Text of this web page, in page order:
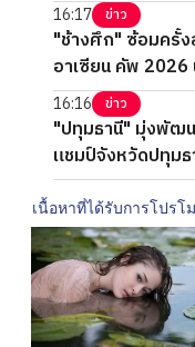
16:17 ข่าว
"ช้างศึก" ซ้อมครั้
อาเซียน คัพ
16:16 ข่าว
"ปทุมธานี" มุ่งพัฒ
แชมป์จังหวัดปทุม